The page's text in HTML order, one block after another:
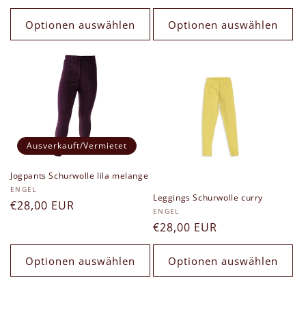
Optionen auswählen Optionen auswählen
Ausverkauft/Vermietet
Jogpants Schurwolle lila melange
Anbieter:
ENGEL
Normaler
€28,00 EUR
Optionen auswählen
Leggings Schurwolle curry
Anbieter:
ENGEL
Normaler
Preis
€28,00 EUR
Optionen auswählen